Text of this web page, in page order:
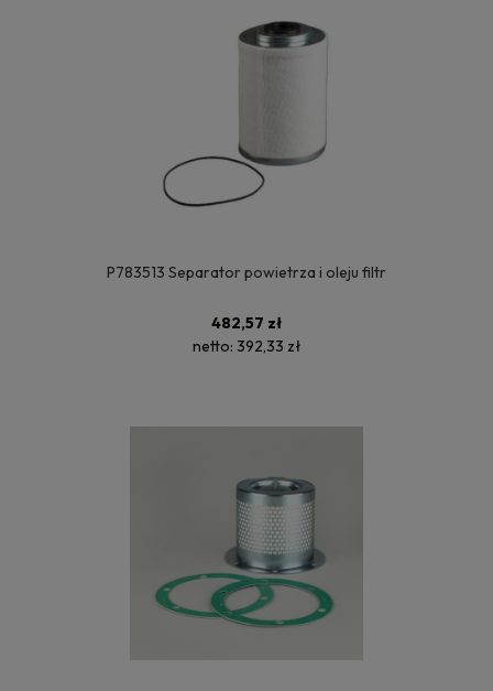
P783513 Separator powietrza i oleju filtr
482,57 zł
netto: 392,33 zł